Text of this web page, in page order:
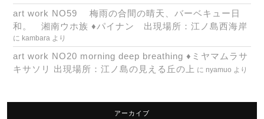
art work NO59 梅雨の合間の晴天、バーベキュー日
和。 湘南ウホ族 ♦パイナン 出現場所：江ノ島西海岸
に kambara より
art work NO20 morning deep breathing ♦ミヤマムラサ
キサソリ 出現場所：江ノ島の見える丘の上 に nyamuo より
アーカイブ